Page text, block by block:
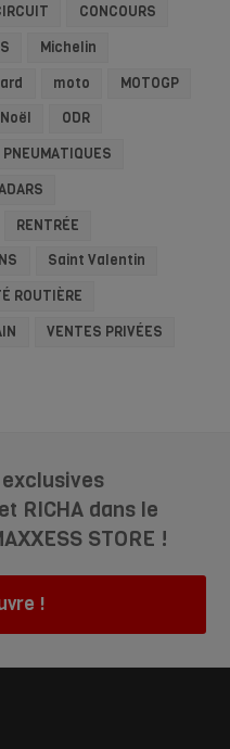
CONCOURS
Michelin
moto
MOTOGP
Noël
ODR
PNEUMATIQUES
RENTRÉE
Saint Valentin
ROUTIÈRE
VENTES PRIVÉES
RICHA dans le
STORE !
!